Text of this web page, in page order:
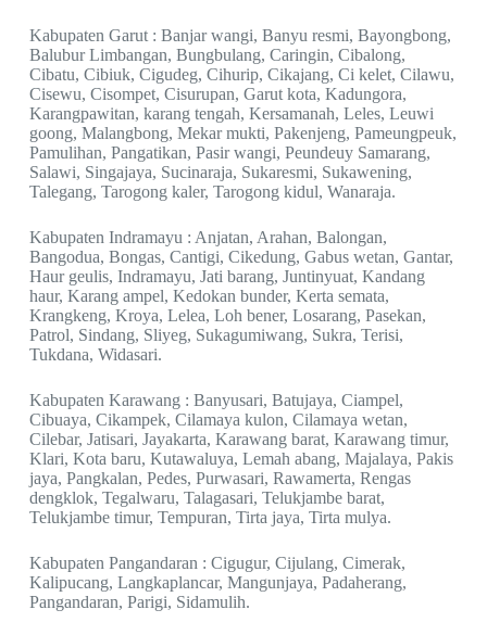
Kabupaten Garut : Banjar wangi, Banyu resmi, Bayongbong,
Balubur Limbangan, Bungbulang, Caringin, Cibalong,
Cibatu, Cibiuk, Cigudeg, Cihurip, Cikajang, Ci kelet, Cilawu,
Cisewu, Cisompet, Cisurupan, Garut kota, Kadungora,
Karangpawitan, karang tengah, Kersamanah, Leles, Leuwi
goong, Malangbong, Mekar mukti, Pakenjeng, Pameungpeuk,
Pamulihan, Pangatikan, Pasir wangi, Peundeuy Samarang,
Salawi, Singajaya, Sucinaraja, Sukaresmi, Sukawening,
Talegang, Tarogong kaler, Tarogong kidul, Wanaraja.
Kabupaten Indramayu : Anjatan, Arahan, Balongan,
Bangodua, Bongas, Cantigi, Cikedung, Gabus wetan, Gantar,
Haur geulis, Indramayu, Jati barang, Juntinyuat, Kandang
haur, Karang ampel, Kedokan bunder, Kerta semata,
Krangkeng, Kroya, Lelea, Loh bener, Losarang, Pasekan,
Patrol, Sindang, Sliyeg, Sukagumiwang, Sukra, Terisi,
Tukdana, Widasari.
Kabupaten Karawang : Banyusari, Batujaya, Ciampel,
Cibuaya, Cikampek, Cilamaya kulon, Cilamaya wetan,
Cilebar, Jatisari, Jayakarta, Karawang barat, Karawang timur,
Klari, Kota baru, Kutawaluya, Lemah abang, Majalaya, Pakis
jaya, Pangkalan, Pedes, Purwasari, Rawamerta, Rengas
dengklok, Tegalwaru, Talagasari, Telukjambe barat,
Telukjambe timur, Tempuran, Tirta jaya, Tirta mulya.
Kabupaten Pangandaran : Cigugur, Cijulang, Cimerak,
Kalipucang, Langkaplancar, Mangunjaya, Padaherang,
Pangandaran, Parigi, Sidamulih.